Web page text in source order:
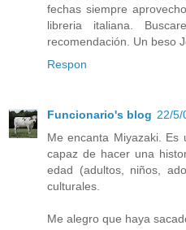
fechas siempre
libreria italiana.
recomendación. Un beso
Respon
Funcionario's blog 22/5/
Me encanta Miyazaki.
capaz de hacer una
edad (adultos, niños,
culturales.
Me alegro que haya